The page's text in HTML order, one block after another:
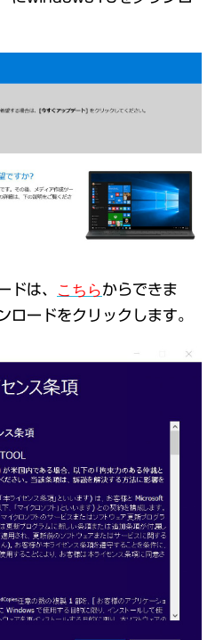
は、 こちらからできま
ロードをクリックします。